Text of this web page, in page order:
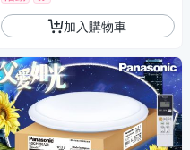
加入購物車